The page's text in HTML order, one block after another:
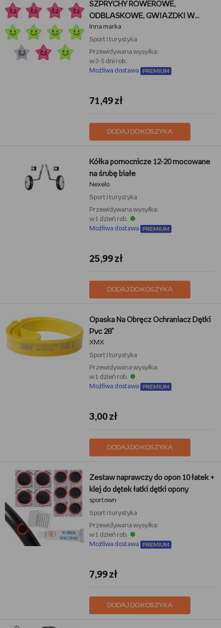
SZPRYCHY ROWEROWE,
ODBLASKOWE, GWIAZDKI W
NOCY
Inna marka
Sport i turystyka
Przewidywana wysyłka:
w 3-5 dni rob.
Możliwa dostawa
71,49 zł
DODAJ DO KOSZYKA
Kółka pomocnicze 12-20 mocowane
na śrubę białe
Nexelo
Sport i turystyka
Przewidywana wysyłka:
w 1 dzień rob.
Możliwa dostawa
25,99 zł
DODAJ DO KOSZYKA
Opaska Na Obręcz Ochraniacz Dętki
Pvc 28"
XMX
Sport i turystyka
Przewidywana wysyłka:
w 1 dzień rob.
Możliwa dostawa
3,00 zł
DODAJ DO KOSZYKA
Zestaw naprawczy do opon 10 łatek +
klej do dętek łatki dętki opony
sportown
Sport i turystyka
Przewidywana wysyłka:
w 1 dzień rob.
Możliwa dostawa
7,99 zł
DODAJ DO KOSZYKA